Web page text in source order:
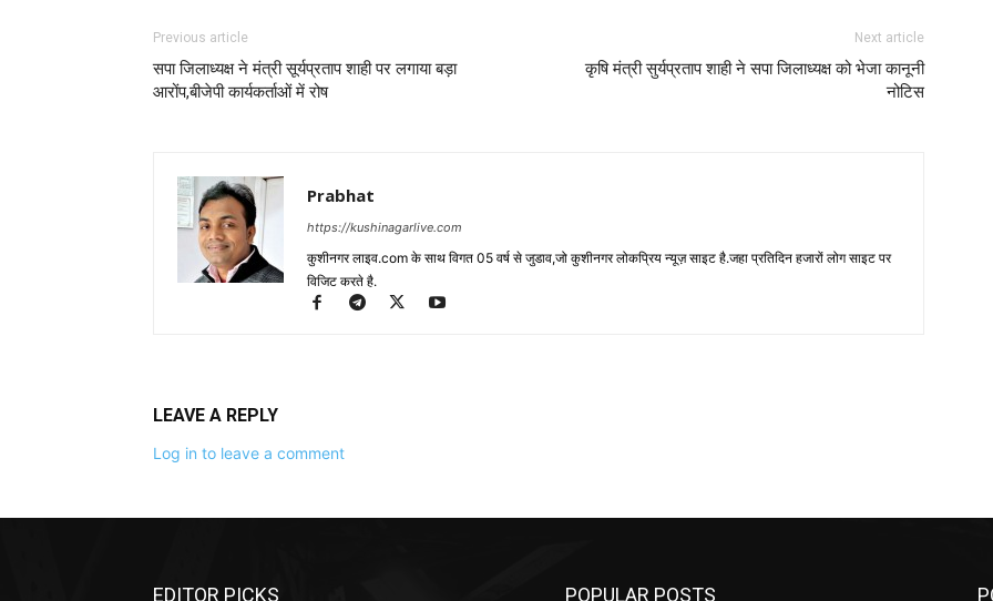
Previous article
सपा जिलाध्यक्ष ने मंत्री सूर्यप्रताप शाही पर लगाया बड़ा
आरोंप,बीजेपी कार्यकर्ताओं में रोष
Next article
कृषि मंत्री सुर्यप्रताप शाही ने सपा जिलाध्यक्ष को भेजा कानूनी
नोटिस
Prabhat
https://kushinagarlive.com
कुशीनगर लाइव.com के साथ विगत 05 वर्ष से जुडाव,जो कुशीनगर लोकप्रिय न्यूज़ साइट है.जहा प्रतिदिन हजारों लोग साइट पर
विजिट करते है.
LEAVE A REPLY
Log in to leave a comment
EDITOR PICKS POPULAR POSTS